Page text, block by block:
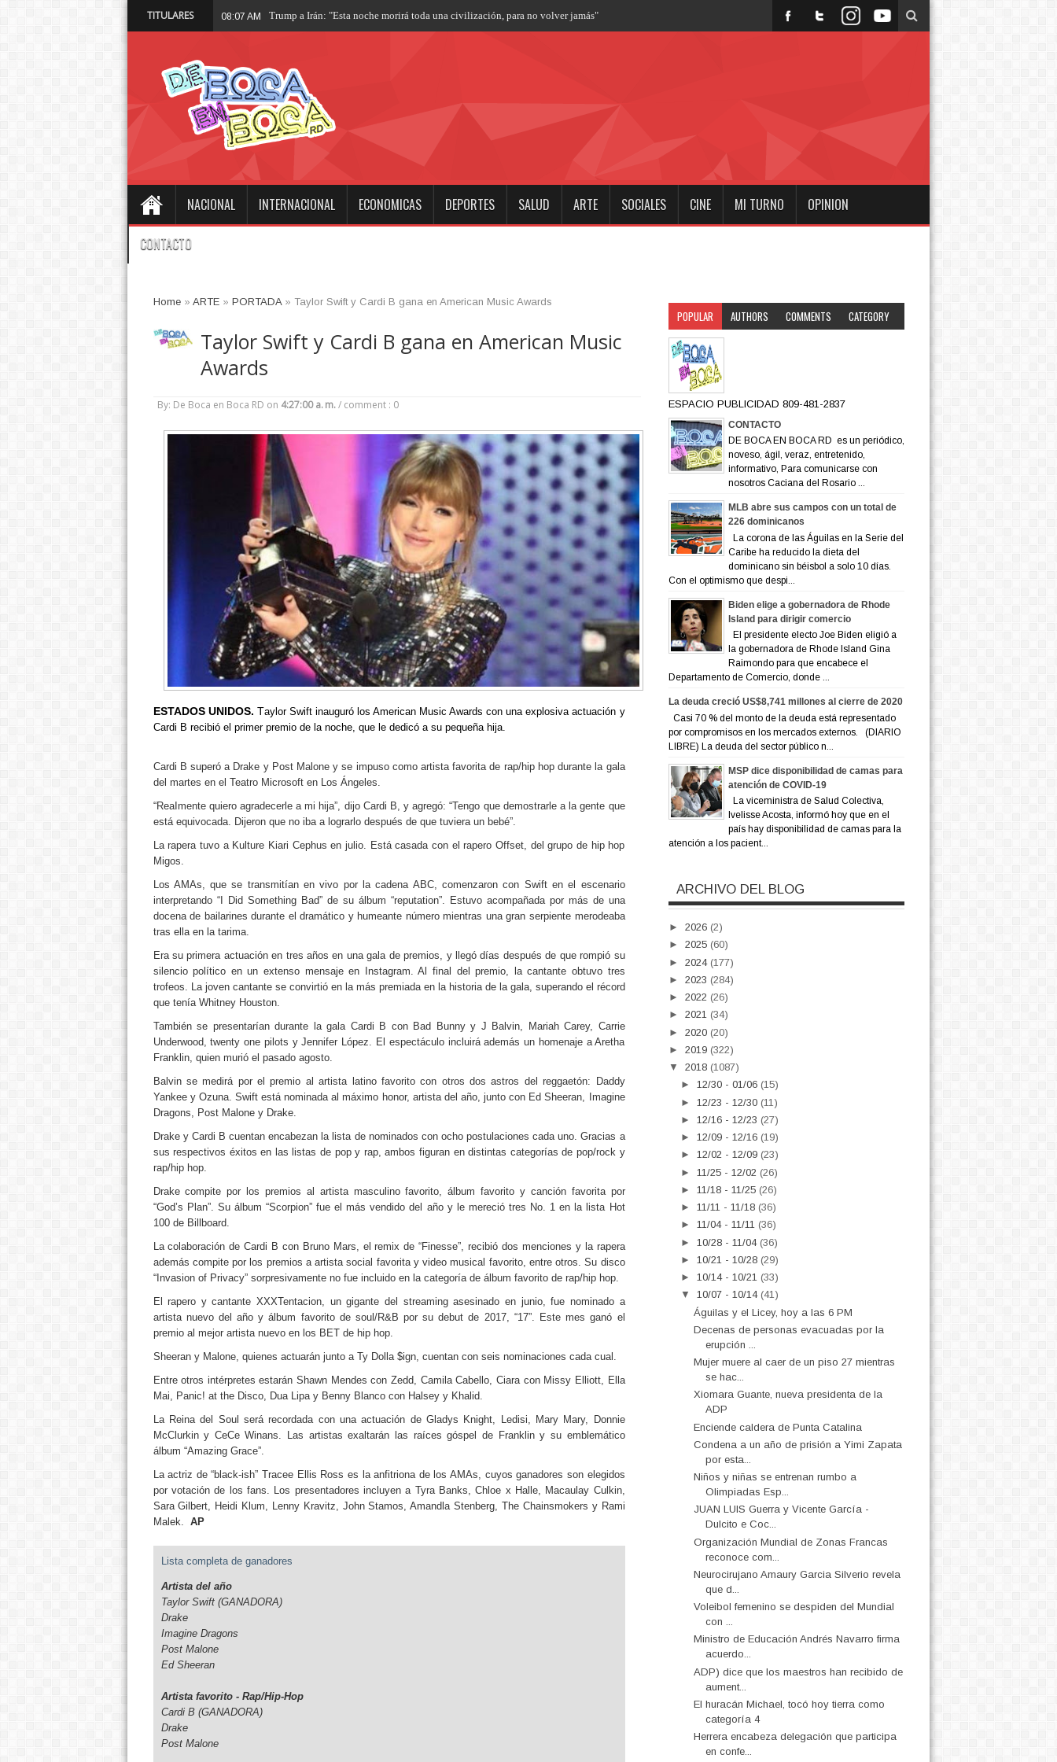
TITULARES 05:07 AM Santiago Hazim
NACIONAL INTERNACIONAL ECONOMICAS DEPORTES SALUD ARTE SOCIALES CINE MI TURNO OPINION
CONTACTO
Home» ARTE» PORTADA» Taylor Swift y Cardi B gana en American Music Awards
Taylor Swift y Cardi B gana en American Music
Awards
By: De Boca en Boca RD on 4:27:00 a. m. / comment : 0
ESTADOS UNIDOS. Taylor Swift inauguró los American Music Awards con una explosiva actuación y
Cardi B recibió el primer premio de la noche, que le dedicó a su pequeña hija.
Cardi B superó a Drake y Post Malone y se impuso como artista favorita de rap/hip hop durante la gala
del martes en el Teatro Microsoft en Los Ángeles.
“ReaImente quiero agradecerle a mi hija”, dijo Cardi B, y agregó: “Tengo que demostrarle a la gente que
está equivocada. Dijeron que no iba a lograrlo después de que tuviera un bebé”.
La rapera tuvo a Kulture Kiari Cephus en julio. Está casada con el rapero Offset, del grupo de hip hop
Migos.
Los AMAs, que se transmitían en vivo por la cadena ABC, comenzaron con Swift en el escenario
interpretando “I Did Something Bad” de su álbum “reputation”. Estuvo acompañada por más de una
docena de bailarines durante el dramático y humeante número mientras una gran serpiente merodeaba
tras ella en la tarima.
Era su primera actuación en tres años en una gala de premios, y llegó días después de que rompió su
silencio político en un extenso mensaje en Instagram. Al final del premio, la cantante obtuvo tres
trofeos. La joven cantante se convirtió en la más premiada en la historia de la gala, superando el récord
que tenía Whitney Houston.
También se presentarían durante la gala Cardi B con Bad Bunny y J Balvin, Mariah Carey, Carrie
Underwood, twenty one pilots y Jennifer López. El espectáculo incluirá además un homenaje a Aretha
Franklin, quien murió el pasado agosto.
Balvin se medirá por el premio al artista latino favorito con otros dos astros del reggaetón: Daddy
Yankee y Ozuna. Swift está nominada al máximo honor, artista del año, junto con Ed Sheeran, Imagine
Dragons, Post Malone y Drake.
Drake y Cardi B cuentan encabezan la lista de nominados con ocho postulaciones cada uno. Gracias a
sus respectivos éxitos en las listas de pop y rap, ambos figuran en distintas categorías de pop/rock y
rap/hip hop.
Drake compite por los premios al artista masculino favorito, álbum favorito y canción favorita por
“God’s Plan”. Su álbum “Scorpion” fue el más vendido del año y le mereció tres No. 1 en la lista Hot
100 de Billboard.
La colaboración de Cardi B con Bruno Mars, el remix de “Finesse”, recibió dos menciones y la rapera
además compite por los premios a artista social favorita y video musical favorito, entre otros. Su disco
“Invasion of Privacy” sorpresivamente no fue incluido en la categoría de álbum favorito de rap/hip hop.
El rapero y cantante XXXTentacion, un gigante del streaming asesinado en junio, fue nominado a
artista nuevo del año y álbum favorito de soul/R&B por su debut de 2017, “17”. Este mes ganó el
premio al mejor artista nuevo en los BET de hip hop.
Sheeran y Malone, quienes actuarán junto a Ty Dolla $ign, cuentan con seis nominaciones cada cual.
Entre otros intérpretes estarán Shawn Mendes con Zedd, Camila Cabello, Ciara con Missy Elliott, Ella
Mai, Panic! at the Disco, Dua Lipa y Benny Blanco con Halsey y Khalid.
La Reina del Soul será recordada con una actuación de Gladys Knight, Ledisi, Mary Mary, Donnie
McClurkin y CeCe Winans. Las artistas exaltarán las raíces góspel de Franklin y su emblemático
álbum “Amazing Grace”.
La actriz de “black-ish” Tracee Ellis Ross es la anfitriona de los AMAs, cuyos ganadores son elegidos
por votación de los fans. Los presentadores incluyen a Tyra Banks, Chloe x Halle, Macaulay Culkin,
Sara Gilbert, Heidi Klum, Lenny Kravitz, John Stamos, Amandla Stenberg, The Chainsmokers y Rami
Malek. AP
Lista completa de ganadores
Artista del año
Taylor Swift (GANADORA)
Drake
Imagine Dragons
Post Malone
Ed Sheeran
Artista favorito - Rap/Hip-Hop
Cardi B (GANADORA)
Drake
Post Malone
POPULAR AUTHORS COMMENTS CATEGORY
ESPACIO PUBLICIDAD 809-481-2837
CONTACTO
DE BOCA EN BOCA RD es un periódico,
noveso, ágil, veraz, entretenido,
informativo, Para comunicarse con
nosotros Caciana del Rosario ...
MLB abre sus campos con un total de
226 dominicanos
La corona de las Águilas en la Serie del
Caribe ha reducido la dieta del
dominicano sin béisbol a solo 10 días.
Con el optimismo que despi...
Biden elige a gobernadora de Rhode
Island para dirigir comercio
El presidente electo Joe Biden eligió a
la gobernadora de Rhode Island Gina
Raimondo para que encabece el
Departamento de Comercio, donde ...
La deuda creció US$8,741 millones al cierre de 2020
Casi 70 % del monto de la deuda está representado
por compromisos en los mercados externos. (DIARIO
LIBRE) La deuda del sector público n...
MSP dice disponibilidad de camas para
atención de COVID-19
La viceministra de Salud Colectiva,
Ivelisse Acosta, informó hoy que en el
país hay disponibilidad de camas para la
atención a los pacient...
ARCHIVO DEL BLOG
► 2026 (2)
► 2025 (60)
► 2024 (177)
► 2023 (284)
► 2022 (26)
► 2021 (34)
► 2020 (20)
► 2019 (322)
▼ 2018 (1087)
►12/30 - 01/06 (15)
► 12/23 - 12/30 (11)
► 12/16 - 12/23 (27)
►12/09 - 12/16 (19)
►12/02 - 12/09 (23)
► 11/25 - 12/02 (26)
► 11/18 - 11/25 (26)
►11/11 - 11/18 (36)
►11/04 - 11/11 (36)
► 10/28 - 11/04 (36)
► 10/21 - 10/28 (29)
►10/14 - 10/21 (33)
▼10/07 - 10/14 (41)
Águilas y el Licey, hoy a las 6 PM
Decenas de personas evacuadas por la
erupción ...
Mujer muere al caer de un piso 27 mientras
se hac...
Xiomara Guante, nueva presidenta de la
ADP
Enciende caldera de Punta Catalina
Condena a un año de prisión a Yimi Zapata
por esta...
Niños y niñas se entrenan rumbo a
Olimpiadas Esp...
JUAN LUIS Guerra y Vicente García -
Dulcito e Coc...
Organización Mundial de Zonas Francas
reconoce com...
Neurocirujano Amaury Garcia Silverio revela
que d...
Voleibol femenino se despiden del Mundial
con ...
Ministro de Educación Andrés Navarro firma
acuerdo...
ADP) dice que los maestros han recibido de
aument...
El huracán Michael, tocó hoy tierra como
categoría 4
Herrera encabeza delegación que participa
en confe...